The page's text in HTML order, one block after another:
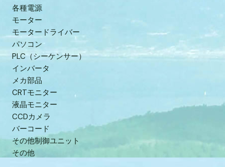
各種電源
モーター
モータードライバー
パソコン
PLC（シーケンサー）
インバータ
メカ部品
CRTモニター
液晶モニター
CCDカメラ
バーコード
その他制御ユニット
その他